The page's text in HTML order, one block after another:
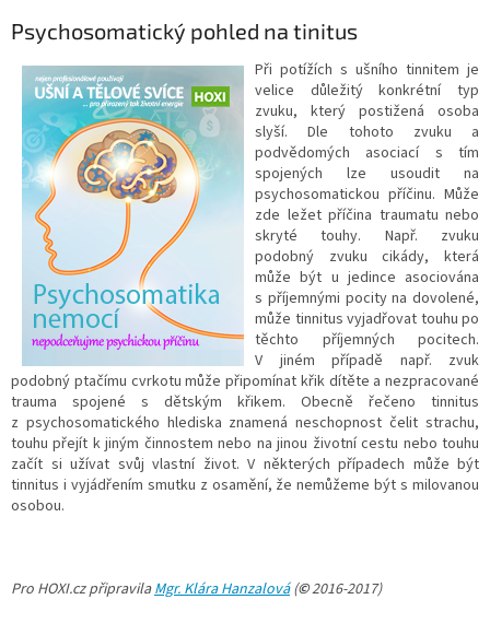
Psychosomatický pohled na tinitus
Při potížích s ušního tinnitem je
velice důležitý konkrétní typ
zvuku, který postižená osoba
slyší. Dle tohoto zvuku a
podvědomých asociací s tím
spojených lze usoudit na
psychosomatickou příčinu. Může
zde ležet příčina traumatu nebo
skryté touhy. Např. zvuku
podobný zvuku cikády, která
může být u jedince asociována
s příjemnými pocity na dovolené,
může tinnitus vyjadřovat touhu po
těchto příjemných pocitech.
V jiném případě např. zvuk
podobný ptačímu cvrkotu může připomínat křik dítěte a nezpracované
trauma spojené s dětským křikem. Obecně řečeno tinnitus
z psychosomatického hlediska znamená neschopnost čelit strachu,
touhu přejít k jiným činnostem nebo na jinou životní cestu nebo touhu
začít si užívat svůj vlastní život. V některých případech může být
tinnitus i vyjádřením smutku z osamění, že nemůžeme být s milovanou
osobou.
Pro HOXI.cz připravilaMgr. Klára Hanzalová(©2016-2017)